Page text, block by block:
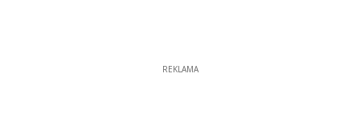
REKLAMA